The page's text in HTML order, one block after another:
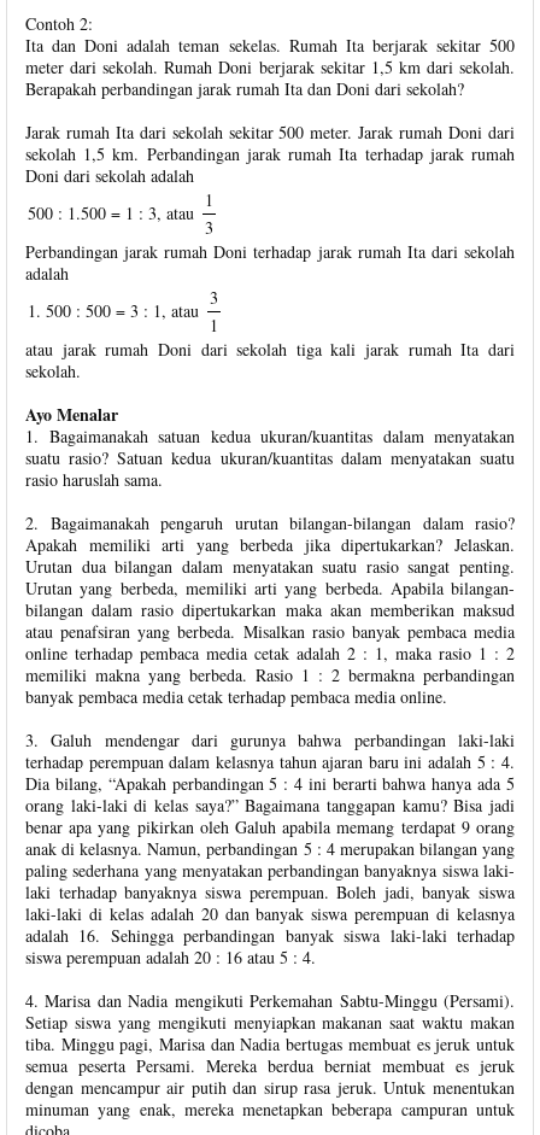
Contoh 2:
Ita dan Doni adalah teman sekelas. Rumah Ita berjarak sekitar 500
meter dari sekolah. Rumah Doni berjarak sekitar 1,5 km dari sekolah.
Berapakah perbandingan jarak rumah Ita dan Doni dari sekolah?
Jarak rumah Ita dari sekolah sekitar 500 meter. Jarak rumah Doni dari
sekolah 1,5 km. Perbandingan jarak rumah Ita terhadap jarak rumah
Doni dari sekolah adalah
500 : 1.500 = 1 : 3, atau
1
3
Perbandingan jarak rumah Doni terhadap jarak rumah Ita dari sekolah
adalah
1. 500 : 500 = 3 : 1, atau
3
1
atau jarak rumah Doni dari sekolah tiga kali jarak rumah Ita dari
sekolah.
Ayo Menalar
1. Bagaimanakah satuan kedua ukuran/kuantitas dalam menyatakan
suatu rasio? Satuan kedua ukuran/kuantitas dalam menyatakan suatu
rasio haruslah sama.
2. Bagaimanakah pengaruh urutan bilangan-bilangan dalam rasio?
Apakah memiliki arti yang berbeda jika dipertukarkan? Jelaskan.
Urutan dua bilangan dalam menyatakan suatu rasio sangat penting.
Urutan yang berbeda, memiliki arti yang berbeda. Apabila bilangan-
bilangan dalam rasio dipertukarkan maka akan memberikan maksud
atau penafsiran yang berbeda. Misalkan rasio banyak pembaca media
online terhadap pembaca media cetak adalah 2 : 1, maka rasio 1 : 2
memiliki makna yang berbeda. Rasio 1 : 2 bermakna perbandingan
banyak pembaca media cetak terhadap pembaca media online.
3. Galuh mendengar dari gurunya bahwa perbandingan laki-laki
terhadap perempuan dalam kelasnya tahun ajaran baru ini adalah 5 : 4.
Dia bilang, “Apakah perbandingan 5 : 4 ini berarti bahwa hanya ada 5
orang laki-laki di kelas saya?” Bagaimana tanggapan kamu? Bisa jadi
benar apa yang pikirkan oleh Galuh apabila memang terdapat 9 orang
anak di kelasnya. Namun, perbandingan 5 : 4 merupakan bilangan yang
paling sederhana yang menyatakan perbandingan banyaknya siswa laki-
laki terhadap banyaknya siswa perempuan. Boleh jadi, banyak siswa
laki-laki di kelas adalah 20 dan banyak siswa perempuan di kelasnya
adalah 16. Sehingga perbandingan banyak siswa laki-laki terhadap
siswa perempuan adalah 20 : 16 atau 5 : 4.
4. Marisa dan Nadia mengikuti Perkemahan Sabtu-Minggu (Persami).
Setiap siswa yang mengikuti menyiapkan makanan saat waktu makan
tiba. Minggu pagi, Marisa dan Nadia bertugas membuat es jeruk untuk
semua peserta Persami. Mereka berdua berniat membuat es jeruk
dengan mencampur air putih dan sirup rasa jeruk. Untuk menentukan
minuman yang enak, mereka menetapkan beberapa campuran untuk